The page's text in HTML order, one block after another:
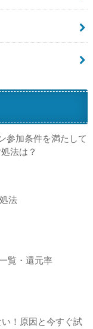
参加条件を満たして
法は？
法
覧・還元率
！原因と今すぐ試